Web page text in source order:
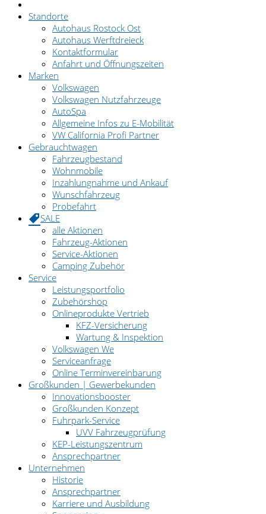
Standorte
Autohaus Rostock Ost
Autohaus Werftdreieck
Kontaktformular
Anfahrt und Öffnungszeiten
Marken
Volkswagen
Volkswagen Nutzfahrzeuge
AutoSpa
Allgemeine Infos zu E-Mobilität
VW California Profi Partner
Gebrauchtwagen
Fahrzeugbestand
Wohnmobile
Inzahlungnahme und Ankauf
Wunschfahrzeug
Probefahrt
SALE
alle Aktionen
Fahrzeug-Aktionen
Service-Aktionen
Camping Zubehör
Service
Leistungsportfolio
Zubehörshop
Onlineprodukte Vertrieb
KFZ-Versicherung
Wartung & Inspektion
Volkswagen We
Serviceanfrage
Online Terminvereinbarung
Großkunden | Gewerbekunden
Innovationsbooster
Großkunden Konzept
Fuhrpark-Service
UVV Fahrzeugprüfung
KEP-Leistungszentrum
Ansprechpartner
Unternehmen
Historie
Ansprechpartner
Karriere und Ausbildung